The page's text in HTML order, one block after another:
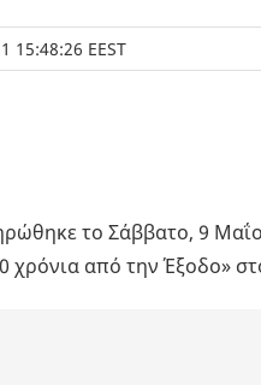
15:48:26 EEST
το Σάββατο, 9
χρόνια από την Έξοδο»